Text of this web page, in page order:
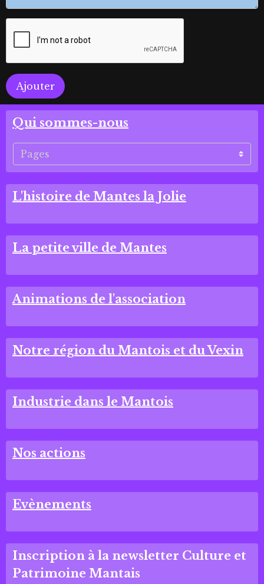
Ajouter
Qui sommes-nous
L'histoire de Mantes la Jolie
La petite ville de Mantes
Animations de l'association
Notre région du Mantois et du Vexin
Industrie dans le Mantois
Nos actions
Evènements
Inscription à la newsletter Culture et
Patrimoine Mantais